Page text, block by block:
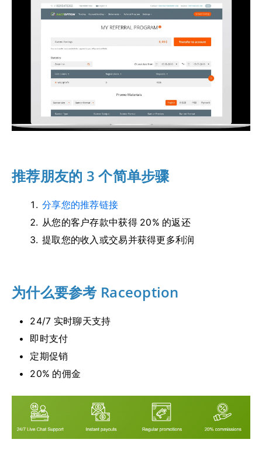
推荐朋友的 3 个简单步骤
分享您的推荐链接
从您的客户存款中获得 20% 的返还
提取您的收入或交易并获得更多利润
为什么要参考 Raceoption
24/7 实时聊天支持
即时支付
定期促销
20% 的佣金